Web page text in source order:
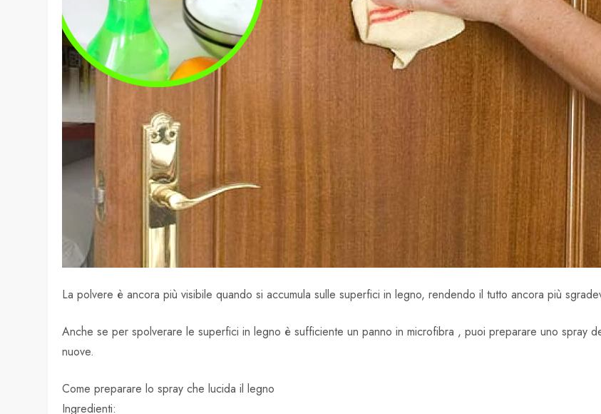
La polvere è ancora più visibile quando si accumula sulle superfici in legno, rendendo il tutto ancora più
Anche se per spolverare le superfici in legno è sufficiente un panno in microfibra , puoi preparare uno spray
nuove.
Come preparare lo spray che lucida il legno
Ingredienti: